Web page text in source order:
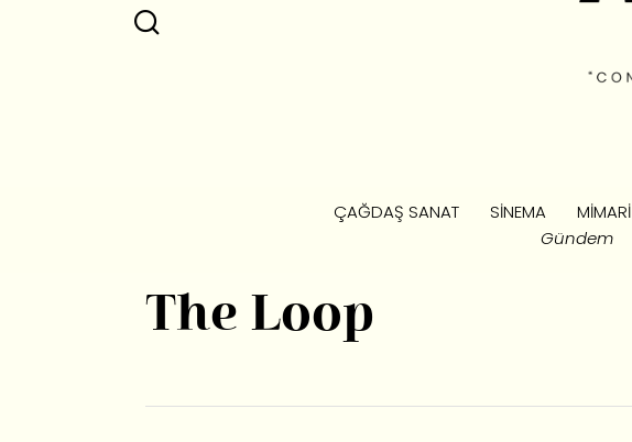
ÇAĞDAŞ SANAT SINEMA MIMARI
Gündem
The Loop